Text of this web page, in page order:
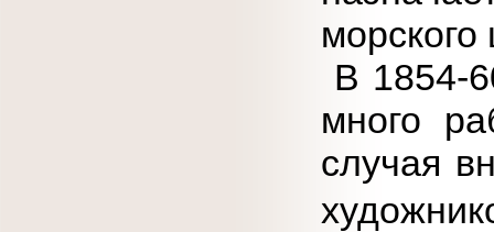
В 1854-
много
случая